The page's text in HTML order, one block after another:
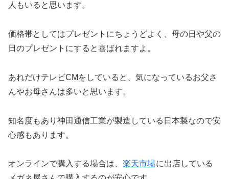
人もいると思います。
価格帯としてはプレゼントにちょうどよく、母の日や父の
日のプレゼントにすると喜ばれますよ。
あれだけテレビCMをしていると、気になっているお父さ
んやお母さんは多いと思います。
知名度もあり神田通信工業が製造している日本製なので安
心感もあります。
オンラインで購入する場合は、 楽天市場に出店している